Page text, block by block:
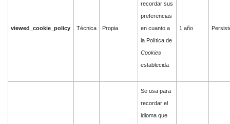
viewed_cookie_policy Técnica Propia
recordar sus
preferencias
en cuanto a
la Política de
Cookies
establecida
1 año
Se usa para
recordar el
idioma que